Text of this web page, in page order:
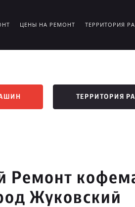
ЦЕНЫ НА РЕМОНТ ТЕРРИТОРИЯ
ТЕРРИТОРИЯ
Ремонт
Жуковский